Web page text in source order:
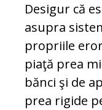
Desigur că
asupra
propriile
piaţă prea
bănci şi de
prea rigide